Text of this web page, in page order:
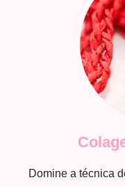
Domine a técnica